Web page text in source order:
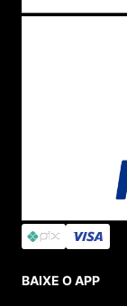
BAIXE O APP